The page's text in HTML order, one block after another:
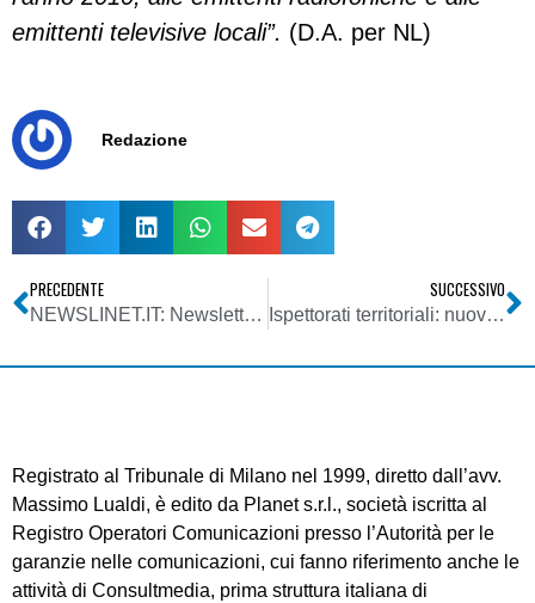
emittenti televisive locali”. (D.A. per NL)
Redazione
PRECEDENTE
NEWSLINET.IT: Newsletter n. 561 del 07/07/2010
SUCCESSIVO
Ispettorati territoriali: nuovo direttore in Liguria
Registrato al Tribunale di Milano nel 1999, diretto dall’avv.
Massimo Lualdi, è edito da Planet s.r.l., società iscritta al
Registro Operatori Comunicazioni presso l’Autorità per le
garanzie nelle comunicazioni, cui fanno riferimento anche le
attività di Consultmedia, prima struttura italiana di